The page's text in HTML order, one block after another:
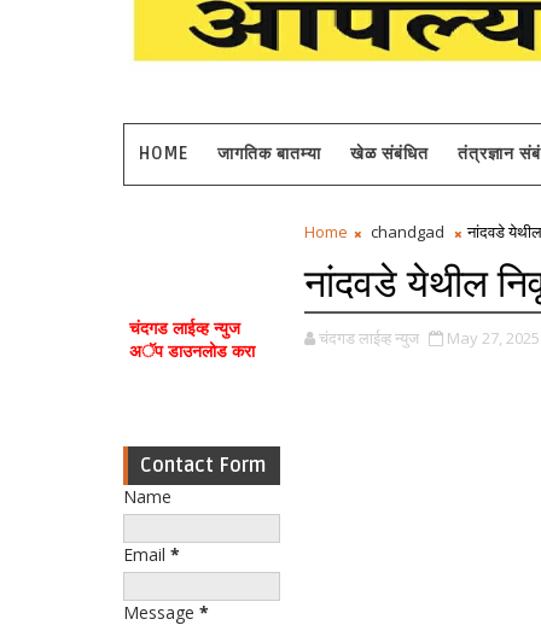
HOME जागतिक बातम्या खेळ संबंधित तंत्रज्ञान
चंदगड लाईव्ह न्युज
अॅप डाउनलोड करा
Contact Form
Name
Email *
Message *
Home chandgad नांदवडे येथील
नांदवडे येथील
चंदगड लाईव्ह न्युज May 27, 2025